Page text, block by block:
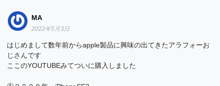
MA
2022年5月3日
はじめまして数年前からapple製品に興味の出てきたアラフォーお
じさんです
ここのYOUTUBEみてついに購入しました